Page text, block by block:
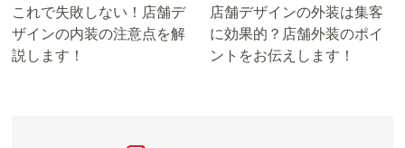
これで失敗しない！店舗デ
ザインの内装の注意点を解
説します！
店舗デザインの外装は集客
に効果的？店舗外装のポイ
ントをお伝えします！